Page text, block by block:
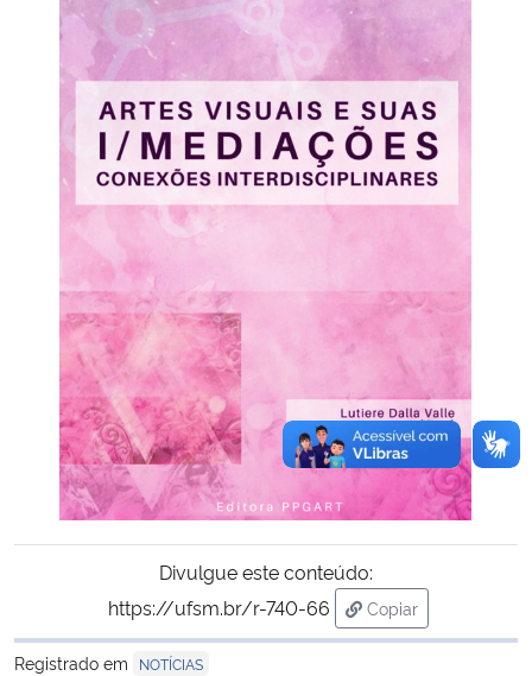
Secretaria-Geral
Secretaria de Governo
Gabinete de Segurança Institucional
Advocacia-Geral da União
Banco Central do Brasil
Divulgue este conteúdo:
https://ufsm.br/r-740-66
Copiar
para área de
Registrado em
NOTÍCIAS